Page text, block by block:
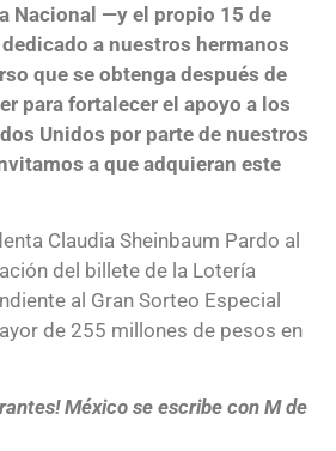
Nacional —y el propio 15 de
a nuestros hermanos
que se obtenga después de
para fortalecer el apoyo a los
Unidos por parte de nuestros
a que adquieran este
Claudia Sheinbaum Pardo al
del billete de la Lotería
al Gran Sorteo Especial
de 255 millones de pesos en
México se escribe con M de